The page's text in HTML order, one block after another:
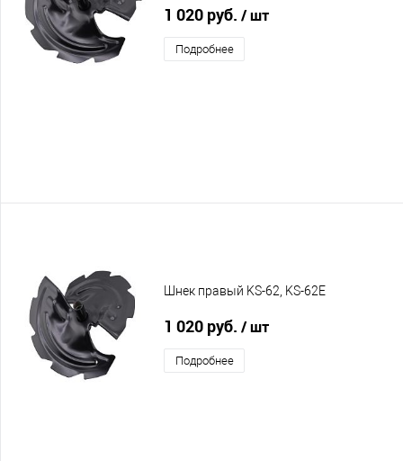
1 020 руб. / шт
Подробнее
Шнек правый KS-62, KS-62E
1 020 руб. / шт
Подробнее